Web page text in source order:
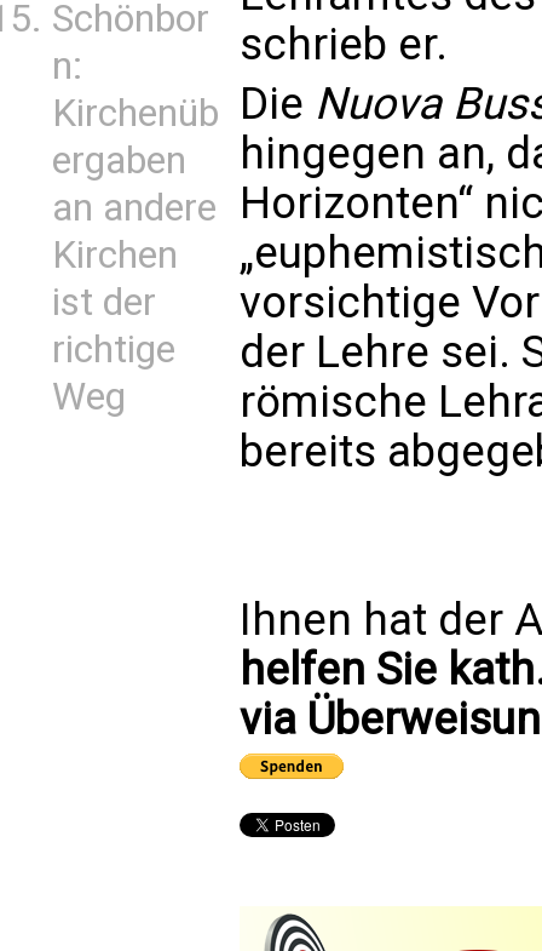
Schönbor
n:
Kirchenüb
ergaben
an andere
Kirchen
ist der
richtige
Weg
schrieb er.
Die Nuova
hingegen an,
Horizonten“
vorsichtige
der Lehre sei.
römische
bereits
Ihnen hat der
helfen Sie
via